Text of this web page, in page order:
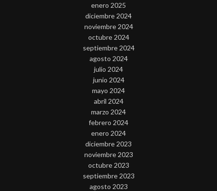
enero 2025
diciembre 2024
noviembre 2024
octubre 2024
septiembre 2024
agosto 2024
julio 2024
junio 2024
mayo 2024
abril 2024
marzo 2024
febrero 2024
enero 2024
diciembre 2023
noviembre 2023
octubre 2023
septiembre 2023
agosto 2023